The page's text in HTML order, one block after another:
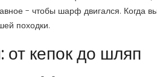
- чтобы шарф двигался. Когда
походки.
кепок до шляп